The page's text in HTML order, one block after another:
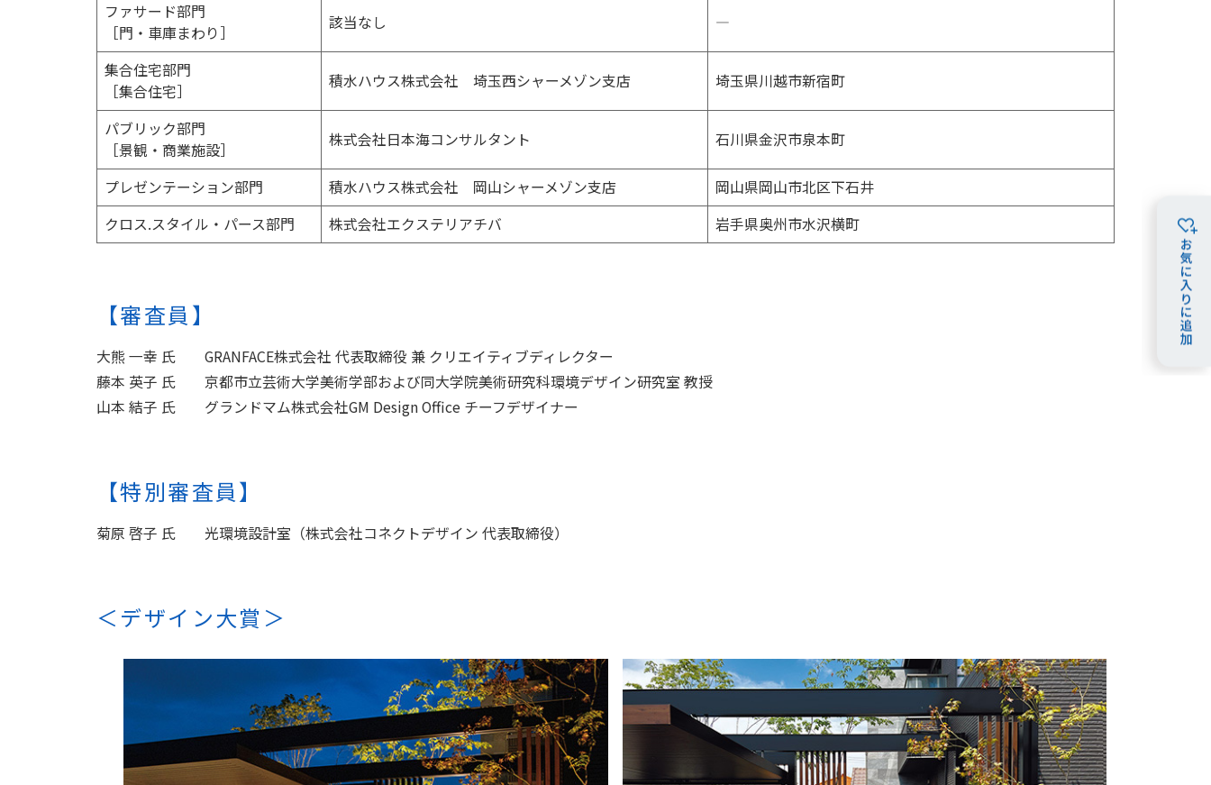
ファサード部門
［門・車庫まわり］
該当なし ―
集合住宅部門
［集合住宅］
積水ハウス株式会社 埼玉西シャーメゾン支店 埼玉県川越市新宿町
パブリック部門
［景観・商業施設］
株式会社日本海コンサルタント 石川県金沢市泉本町
プレゼンテーション部門 積水ハウス株式会社 岡山シャーメゾン支店
岡山県岡山市北区下石井
クロス.スタイル・パース部門
株式会社エクステリアチバ 岩手県奥州市水沢横町
【審査員】
大熊 一幸 氏 GRANFACE株式会社 代表取締役 兼 クリエイティブディレクター
藤本 英子 氏 京都市立芸術大学美術学部および同大学院美術研究科環境デザイン研究室 教授
山本 結子 氏 グランドマム株式会社GM Design Office チーフデザイナー
【特別審査員】
菊原 啓子 氏 光環境設計室（株式会社コネクトデザイン 代表取締役）
＜デザイン大賞＞